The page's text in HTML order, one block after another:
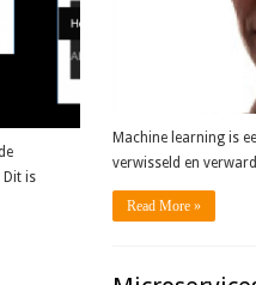
Machine learning is
verwisseld en
Read More »
Dit is